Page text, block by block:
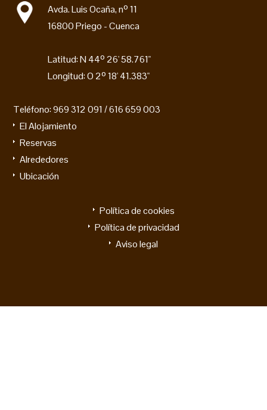
Avda. Luis Ocaña, nº 11
16800 Priego - Cuenca
Latitud: N 44º 26' 58.761"
Longitud: O 2º 18' 41.383"
Teléfono: 969 312 091 / 616 659 003
El Alojamiento
Reservas
Alrededores
Ubicación
Política de cookies
Política de privacidad
Aviso legal